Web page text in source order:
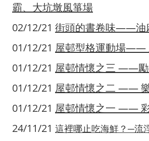
霸、大坑墩風箏場
02/12/21 街頭的書卷味——油
01/12/21 屋邨型格運動場——
01/12/21 屋邨情懷之三 ——
01/12/21 屋邨情懷之二 ——
01/12/21 屋邨情懷之一 ——
24/11/21 這裡哪止吃海鮮？─流